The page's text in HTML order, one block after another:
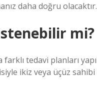
daha doğru olacaktır.
mi?
tedavi planları
ikiz veya üçüz sahibi